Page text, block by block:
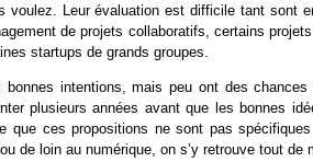
Leur évaluation est difficile tant sont
de projets collaboratifs, certains
startups de grands groupes.
intentions, mais peu ont des
plusieurs années avant que les bonnes
que ces propositions ne sont pas
de loin au numérique, on s’y retrouve tout de